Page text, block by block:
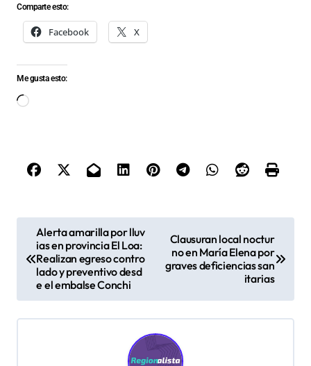
Comparte esto:
Facebook X
Me gusta esto:
Cargando...
e
g
Alerta amarilla por lluv
ias en provincia El Loa:
Realizan egreso contro
lado y preventivo desd
e el embalse Conchi
Clausuran local noctur
no en María Elena por
graves deficiencias san
itarias